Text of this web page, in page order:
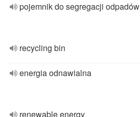
pojemnik do segregacji odpadów
recycling bin
energia odnawialna
renewable energy